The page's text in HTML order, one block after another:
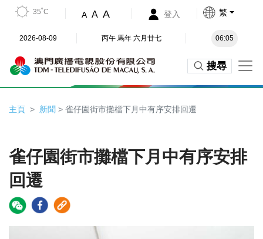
35˚C A A A 登入 繁
2026-08-09 丙午 馬年 六月廿七 06:05
搜尋
主頁 新聞 > 雀仔園街市攤檔下月中有序安排回遷
雀仔園街市攤檔下月中有序安排
回遷